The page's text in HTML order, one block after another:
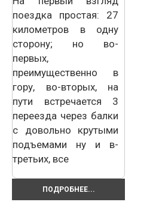
поездка простая: 27
километров в одну
сторону; но во-
первых,
преимущественно в
гору, во-вторых, на
пути встречается 3
переезда через балки
с довольно крутыми
подъемами ну и в-
третьих, все
ПОДРОБНЕЕ...